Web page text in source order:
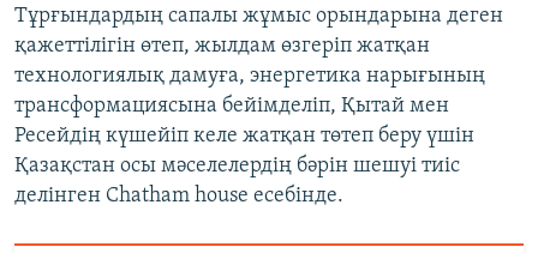
Тұрғындардың сапалы жұмыс орындарына деген
қажеттілігін өтеп, жылдам өзгеріп жатқан
технологиялық дамуға, энергетика нарығының
трансформациясына бейімделіп, Қытай мен
Ресейдің күшейіп келе жатқан төтеп беру үшін
Қазақстан осы мәселелердің бәрін шешуі тиіс
делінген Chatham house есебінде.